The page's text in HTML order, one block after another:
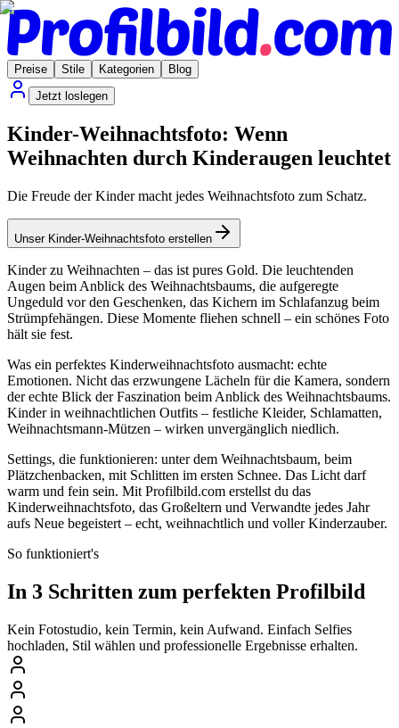
Preise Stile Kategorien
Blog
Jetzt loslegen
Kinder-Weihnachtsfoto: Wenn
Weihnachten durch Kinderaugen leuchtet
Die Freude der Kinder macht jedes Weihnachtsfoto zum Schatz.
Unser Kinder-Weihnachtsfoto erstellen
Kinder zu Weihnachten – das ist pures Gold. Die leuchtenden
Augen beim Anblick des Weihnachtsbaums, die aufgeregte
Ungeduld vor den Geschenken, das Kichern im Schlafanzug beim
Strümpfehängen. Diese Momente fliehen schnell – ein schönes Foto
hält sie fest.
Was ein perfektes Kinderweihnachtsfoto ausmacht: echte
Emotionen. Nicht das erzwungene Lächeln für die Kamera, sondern
der echte Blick der Faszination beim Anblick des Weihnachtsbaums.
Kinder in weihnachtlichen Outfits – festliche Kleider, Schlamatten,
Weihnachtsmann-Mützen – wirken unvergänglich niedlich.
Settings, die funktionieren: unter dem Weihnachtsbaum, beim
Plätzchenbacken, mit Schlitten im ersten Schnee. Das Licht darf
warm und fein sein. Mit Profilbild.com erstellst du das
Kinderweihnachtsfoto, das Großeltern und Verwandte jedes Jahr
aufs Neue begeistert – echt, weihnachtlich und voller Kinderzauber.
So funktioniert's
In 3 Schritten zum perfekten Profilbild
Kein Fotostudio, kein Termin, kein Aufwand. Einfach Selfies
hochladen, Stil wählen und professionelle Ergebnisse erhalten.